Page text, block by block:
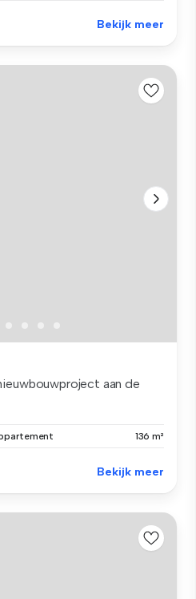
Bekijk meer
aan de
136 m²
Bekijk meer